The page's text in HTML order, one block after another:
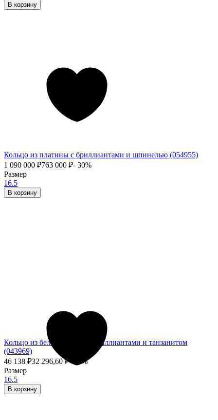
Кольцо из платины с бриллиантами и шпинелью (054955)
1 090 000 ₽763 000 ₽- 30%
Размер
16.5
В корзину
В корзину
Кольцо из белого золота с бриллиантами и танзанитом
(043969)
46 138 ₽32 296,60₽- 30%
Размер
16.5
В корзину